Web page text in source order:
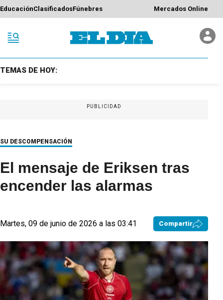
EducaciónClasificadosFúnebres Mercados Online
TEMAS DE HOY:
PUBLICIDAD
SU DESCOMPENSACIÓN
El mensaje de Eriksen tras
encender las alarmas
Martes, 09 de junio de 2026 a las 03:41 Compartir